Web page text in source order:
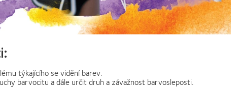
týkajícího se vidění barev.
barvocitu a dále určit druh a závažnost barvosleposti.